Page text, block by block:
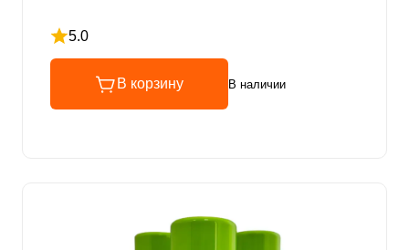
5.0
Рейтинг 5 из 5
В корзину В наличии